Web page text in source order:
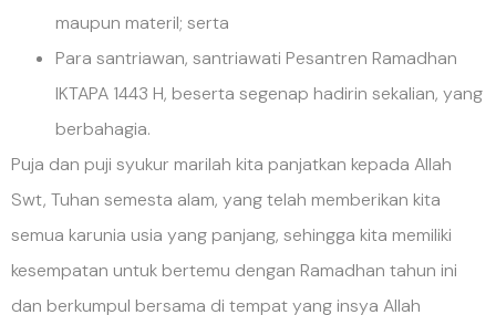
maupun materil; serta
Para santriawan, santriawati Pesantren Ramadhan
IKTAPA 1443 H, beserta segenap hadirin sekalian, yang
berbahagia.
Puja dan puji syukur marilah kita panjatkan kepada Allah
Swt, Tuhan semesta alam, yang telah memberikan kita
semua karunia usia yang panjang, sehingga kita memiliki
kesempatan untuk bertemu dengan Ramadhan tahun ini
dan berkumpul bersama di tempat yang insya Allah